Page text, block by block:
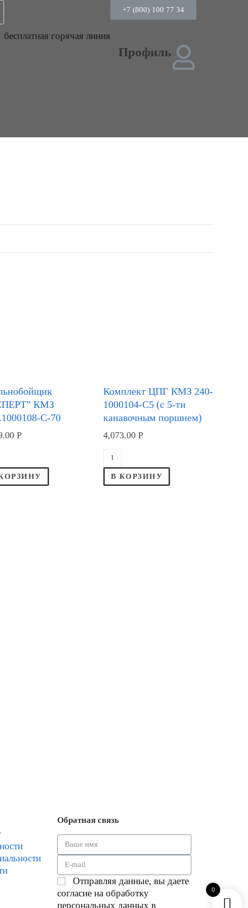
+7 (800) 100 77 34
бесплатная горячая линия
Профиль
КМЗ
С-70
Р
Комплект ЦПГ КМЗ 240-
1000104-С5 (с 5-ти
канавочным поршнем)
4,073.00 Р
В КОРЗИНУ
Обратная связь
Отправляя данные, вы даете
согласие на обработку
персональных данных в
0